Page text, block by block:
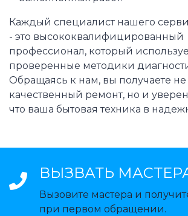
Каждый специалист нашего
- это высококвалифицированный
профессионал, который
проверенные методики
Обращаясь к нам, вы получаете не
качественный ремонт, но и
что ваша бытовая техника в
ВЫЗВАТЬ
Вызовите мастера и
при первом обращении.